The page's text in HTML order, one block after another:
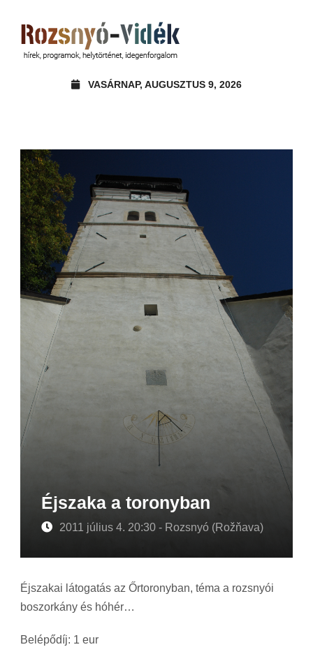
VASÁRNAP, AUGUSZTUS 9, 2026
Éjszaka a toronyban
2011 július 4. 20:30 - Rozsnyó (Rožňava)
Éjszakai látogatás az Őrtoronyban, téma a rozsnyói
boszorkány és hóhér…
Belépődíj: 1 eur